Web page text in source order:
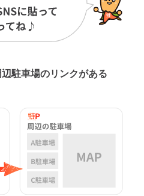
駐車場のリンクがある